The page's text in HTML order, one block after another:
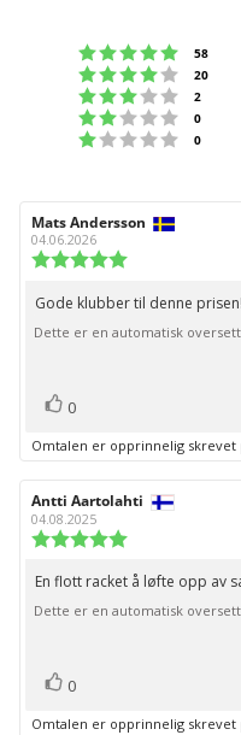
58
20
2
0
0
Forfatter:
Mats Andersson
04.06.2026
av
5
mulige
Omtaletekst:
Gode klubber til denne prisen!
Dette er en automatisk
Liker
0
Omtalen er opprinnelig skrevet
Forfatter:
Antti Aartolahti
04.08.2025
av
mulige
Omtaletekst:
En flott racket å løfte opp av
Dette er en automatisk
Liker
0
Omtalen er opprinnelig skrevet